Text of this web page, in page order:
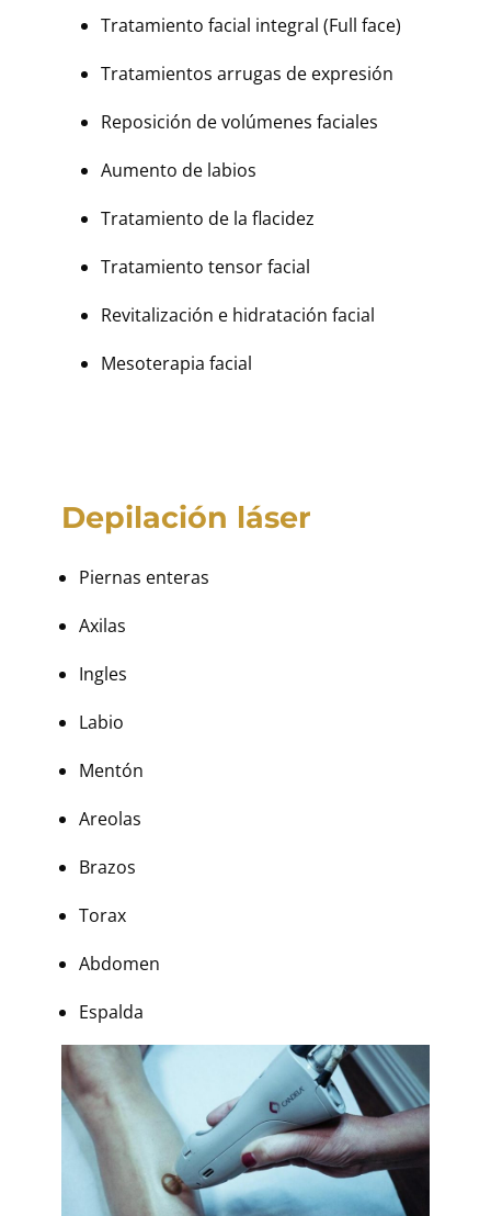
Tratamiento facial integral (Full face)
Tratamientos arrugas de expresión
Reposición de volúmenes faciales
Aumento de labios
Tratamiento de la flacidez
Tratamiento tensor facial
Revitalización e hidratación facial
Mesoterapia facial
Depilación láser
Piernas enteras
Axilas
Ingles
Labio
Mentón
Areolas
Brazos
Torax
Abdomen
Espalda